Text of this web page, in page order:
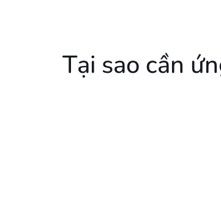
Tại sao cần